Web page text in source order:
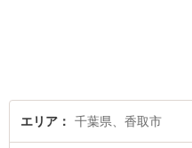
エリア 千葉県、香取市